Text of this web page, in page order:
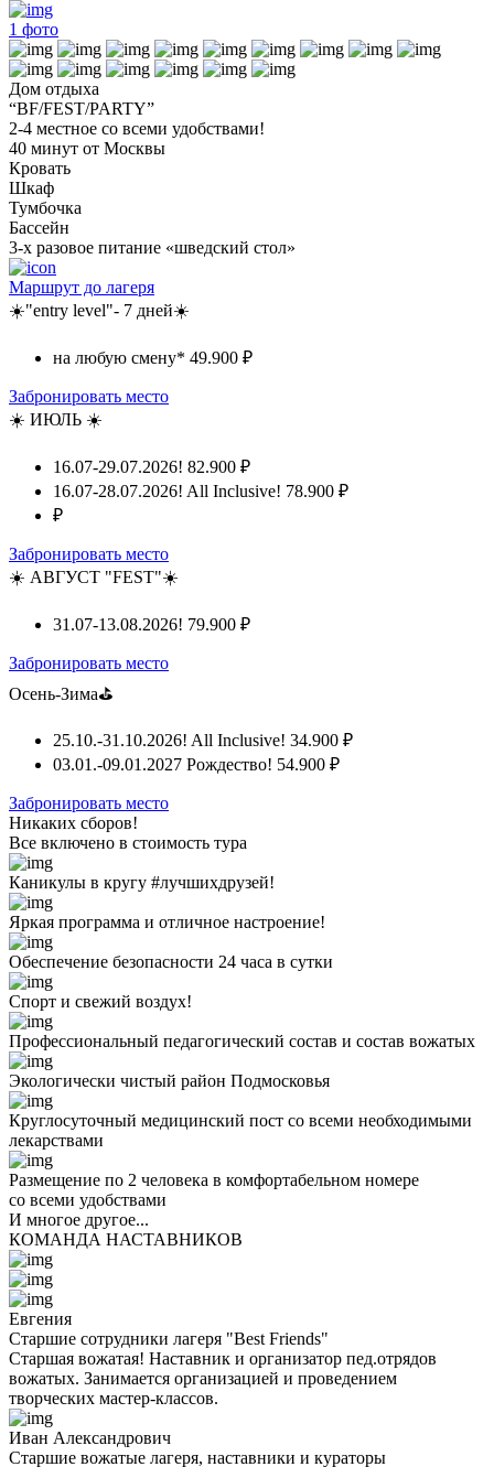
1 фото
Дом отдыха
“BF/FEST/PARTY”
2-4 местное со всеми удобствами!
40 минут от Москвы
Кровать
Шкаф
Тумбочка
Бассейн
3-х разовое питание «шведский стол»
Маршрут до лагеря
☀️"entry level"- 7 дней☀️
на любую смену* 49.900 ₽
Забронировать место
☀️ ИЮЛЬ ☀️
16.07-29.07.2026! 82.900 ₽
16.07-28.07.2026! All Inclusive! 78.900 ₽
₽
Забронировать место
☀️ АВГУСТ "FEST"☀️
31.07-13.08.2026! 79.900 ₽
Забронировать место
Осень-Зима⛳
25.10.-31.10.2026! All Inclusive! 34.900 ₽
03.01.-09.01.2027 Рождество! 54.900 ₽
Забронировать место
Никаких сборов!
Все включено в стоимость тура
Каникулы в кругу #лучшихдрузей!
Яркая программа и отличное настроение!
Обеспечение безопасности 24 часа в сутки
Спорт и свежий воздух!
Профессиональный педагогический состав и состав вожатых
Экологически чистый район Подмосковья
Круглосуточный медицинский пост со всеми необходимыми
лекарствами
Размещение по 2 человека в комфортабельном номере
со всеми удобствами
И многое другое...
КОМАНДА НАСТАВНИКОВ
Евгения
Старшие сотрудники лагеря "Best Friends"
Старшая вожатая! Наставник и организатор пед.отрядов
вожатых. Занимается организацией и проведением
творческих мастер-классов.
Иван Александрович
Старшие вожатые лагеря, наставники и кураторы